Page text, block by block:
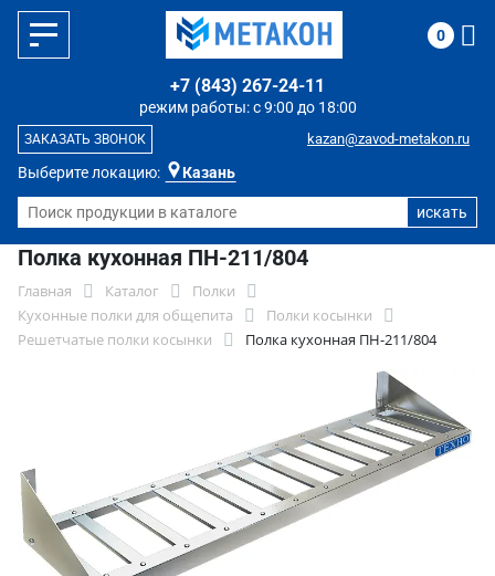
Выберите локацию: Казань
режим работы: с 9:00 до 18:00
+7 (843) 267-24-11
kazan@zavod-metakon.ru
ЗАКАЗАТЬ ЗВОНОК
0
Полка кухонная ПН-211/804
Главная Каталог
Полки
Кухонные полки для общепита
Полки косынки
Решетчатые полки косынки
Полка кухонная ПН-211/804